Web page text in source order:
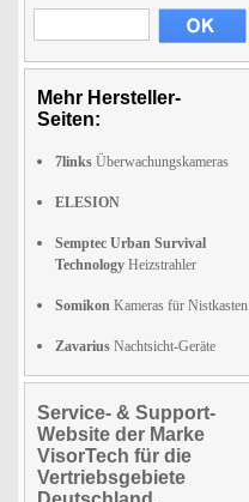
Mehr Hersteller-
Seiten:
7links Überwachungskameras
ELESION
Semptec Urban Survival
Technology Heizstrahler
Somikon Kameras für Nistkasten
Zavarius Nachtsicht-Geräte
Service- & Support-
Website der Marke
VisorTech für die
Vertriebsgebiete